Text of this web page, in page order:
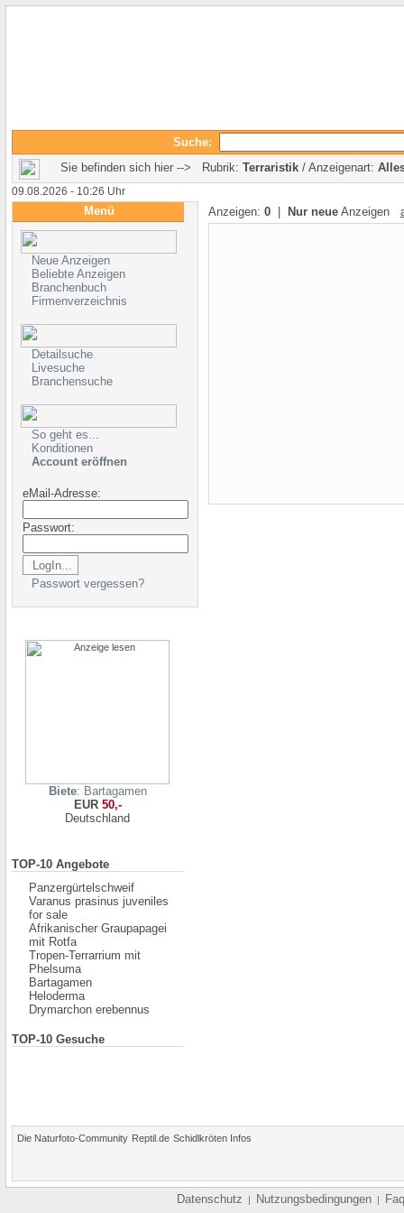
Suche:
Sie befinden sich hier --> Rubrik: Terraristik / Anzeigenart:
09.08.2026 - 10:26 Uhr
Menü
Neue Anzeigen
Beliebte Anzeigen
Branchenbuch
Firmenverzeichnis
Detailsuche
Livesuche
Branchensuche
So geht es...
Konditionen
Account eröffnen
eMail-Adresse:
Passwort:
Passwort vergessen?
Biete: Bartagamen
EUR50,-
Deutschland
TOP-10 Angebote
Panzergürtelschweif
Varanus prasinus juveniles
for sale
Afrikanischer Graupapagei
mit Rotfa
Tropen-Terrarrium mit
Phelsuma
Bartagamen
Heloderma
Drymarchon erebennus
TOP-10 Gesuche
Anzeigen: 0 Nur neue Anzeigen
Die Naturfoto-Community Reptil.de Schidlkröten Infos
Datenschutz | Nutzungsbedingungen | Faq